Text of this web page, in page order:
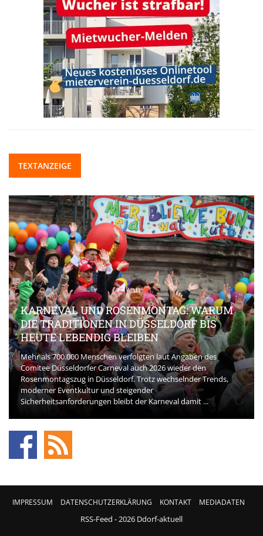
TEXTANZEIGE
KARNEVAL UND ROSENMONTAG: WARUM
DIE TRADITIONEN IN DÜSSELDORF BIS
HEUTE LEBENDIG BLEIBEN
Mehr als 700.000 Menschen verfolgten laut Angaben des
Comitee Düsseldorfer Carneval auch 2026 wieder den
Rosenmontagszug in Düsseldorf. Trotz wechselnder Trends,
moderner Eventkultur und steigender
Sicherheitsanforderungen bleibt der Karneval damit ...
IMPRESSUM DATENSCHUTZERKLÄRUNG KONTAKT MEDIADATEN
RSS-Feed - 2026 Ddorf-aktuell